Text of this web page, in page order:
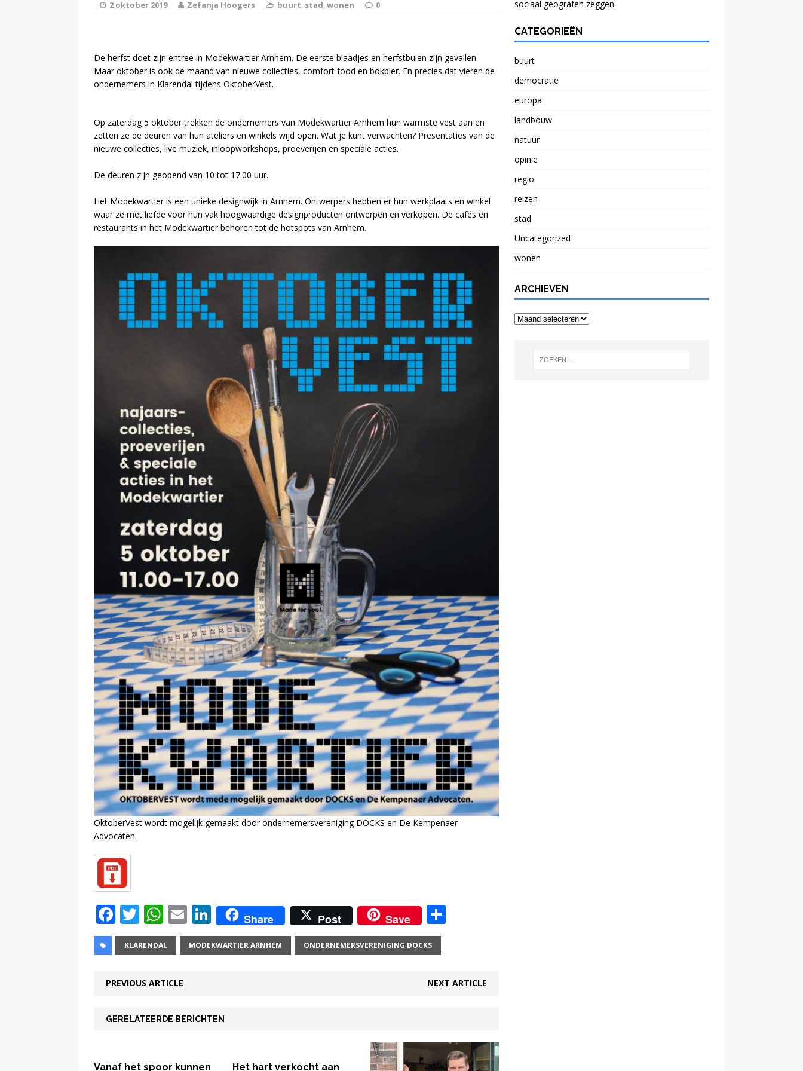
[ 24 februari 2026 ] Brief aan Paul Smeulders, wethouder in Arnhem.
2 oktober 2019 Zefanja Hoogers buurt, stad,wonen 0
De herfst doet zijn entree in Modekwartier Arnhem. De eerste blaadjes en herfstbuien zijn gevallen.
Maar oktober is ook de maand van nieuwe collecties, comfort food en bokbier. En precies dat vieren de
ondernemers in Klarendal tijdens OktoberVest.
Op zaterdag 5 oktober trekken de ondernemers van Modekwartier Arnhem hun warmste vest aan en
zetten ze de deuren van hun ateliers en winkels wijd open. Wat je kunt verwachten? Presentaties van de
nieuwe collecties, live muziek, inloopworkshops, proeverijen en speciale acties.
De deuren zijn geopend van 10 tot 17.00 uur.
Het Modekwartier is een unieke designwijk in Arnhem. Ontwerpers hebben er hun werkplaats en winkel
waar ze met liefde voor hun vak hoogwaardige designproducten ontwerpen en verkopen. De cafés en
restaurants in het Modekwartier behoren tot de hotspots van Arnhem.
OktoberVest wordt mogelijk gemaakt door ondernemersvereniging DOCKS en De Kempenaer
Advocaten.
F
a
c
b
o
o
T
w
it
r
W
h
at
A
p
p
E
m
ai
Li
n
k
n
Share Post Save
KLARENDAL MODEKWARTIER ARNHEM ONDERNEMERSVERENIGING DOCKS
PREVIOUS ARTICLE NEXT ARTICLE
GERELATEERDE BERICHTEN
Vanaf het spoor kunnen Het hart verkocht aan
sociaal geografen zeggen.
CATEGORIEËN
buurt
democratie
europa
landbouw
natuur
opinie
regio
reizen
stad
Uncategorized
wonen
ARCHIEVEN
Archieven